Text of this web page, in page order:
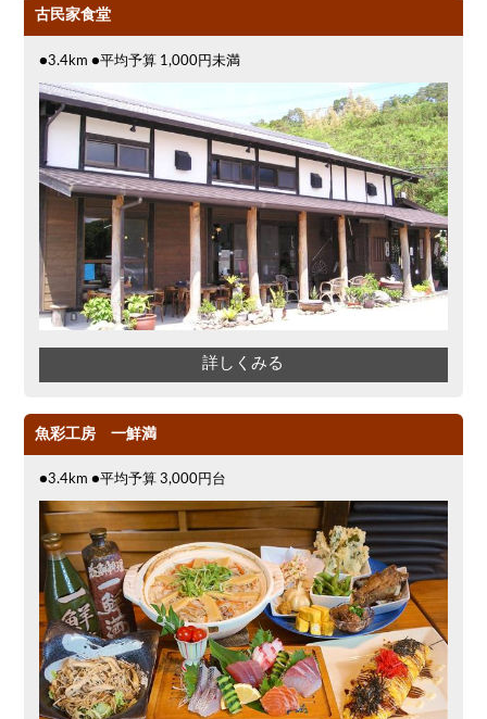
古民家食堂
●3.4km ●平均予算 1,000円未満
詳しくみる
魚彩工房 一鮮満
●3.4km ●平均予算 3,000円台